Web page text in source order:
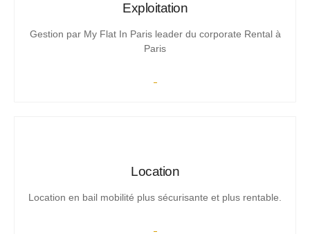
Exploitation
Gestion par My Flat In Paris leader du corporate Rental à
Paris
Location
Location en bail mobilité plus sécurisante et plus rentable.